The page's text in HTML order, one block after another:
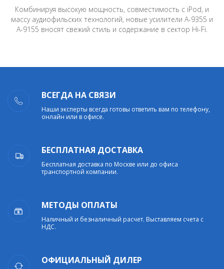
Комбинируя высокую мощность, совместимость с iPod, и
массу аудиофильских технологий, новые усилители A-9355 и
A-9155 вносят свежий стиль и содержание в сектор Hi-Fi.
ВСЕГДА НА СВЯЗИ
Наши эксперты всегда готовы ответить вам по телефону,
онлайн или в офисе.
БЕСПЛАТНАЯ ДОСТАВКА
Бесплатная доставка по Москве или до офиса
транспортной компании.
МЕТОДЫ ОПЛАТЫ
Наличный и безналичный расчет. Выставляем счета с
НДС.
ОФИЦИАЛЬНЫЙ ДИЛЕР